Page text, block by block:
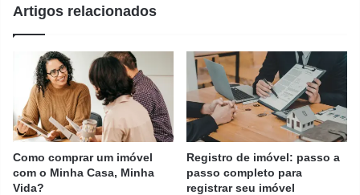
Artigos relacionados
Como comprar um imóvel
com o Minha Casa, Minha
Vida?
Registro de imóvel: passo a
passo completo para
registrar seu imóvel